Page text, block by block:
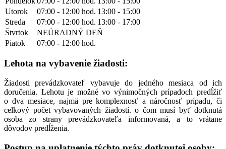
Utorok
07:00 - 12:00 hod. 13:00 - 15:00
Streda
07:00 - 12:00 hod. 13:00 - 17:00
Štvrtok
NEÚRADNÝ DEŇ
Piatok
07:00 - 12:00 hod.
Lehota na vybavenie žiadosti:
Žiadosti prevádzkovateľ vybavuje do jedného mesiaca od ich
doručenia. Lehotu je možné vo výnimočných prípadoch predĺžiť
o dva mesiace, najmä pre komplexnosť a náročnosť prípadu, či
celkový počet vybavovaných žiadostí. o čom musí byť dotknutá
osoba zo strany prevádzkovateľa informovaná, a to vrátane
dôvodov predĺženia.